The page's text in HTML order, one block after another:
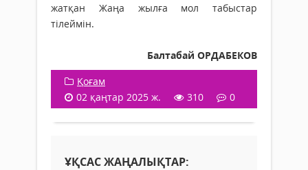
жатқан Жаңа жылға мол табыстар
тілеймін.
Балтабай ОРДАБЕКОВ
Қоғам
02 қаңтар 2025 ж.
310 0
ҰҚСАС ЖАҢАЛЫҚТАР: